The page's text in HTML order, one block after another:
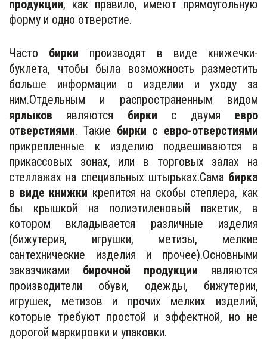
продукции, как правило, имеют прямоугольную
форму и одно отверстие.
Часто бирки производят в виде книжечки-
буклета, чтобы была возможность разместить
больше информации о изделии и уходу за
ним.Отдельным и распространенным видом
ярлыков являются бирки с двумя евро
отверстиями. Такие бирки с евро-отверстиями
прикрепленные к изделию подвешиваются в
прикассовых зонах, или в торговых залах на
стеллажах на специальных штырьках.Сама бирка
в виде книжки крепится на скобы степлера, как
бы крышкой на полиэтиленовый пакетик, в
котором вкладывается различные изделия
(бижутерия, игрушки, метизы, мелкие
сантехнические изделия и прочее).Основными
заказчиками бирочной продукции являются
производители обуви, одежды, бижутерии,
игрушек, метизов и прочих мелких изделий,
которые требуют простой и эффектной, но не
дорогой маркировки и упаковки.